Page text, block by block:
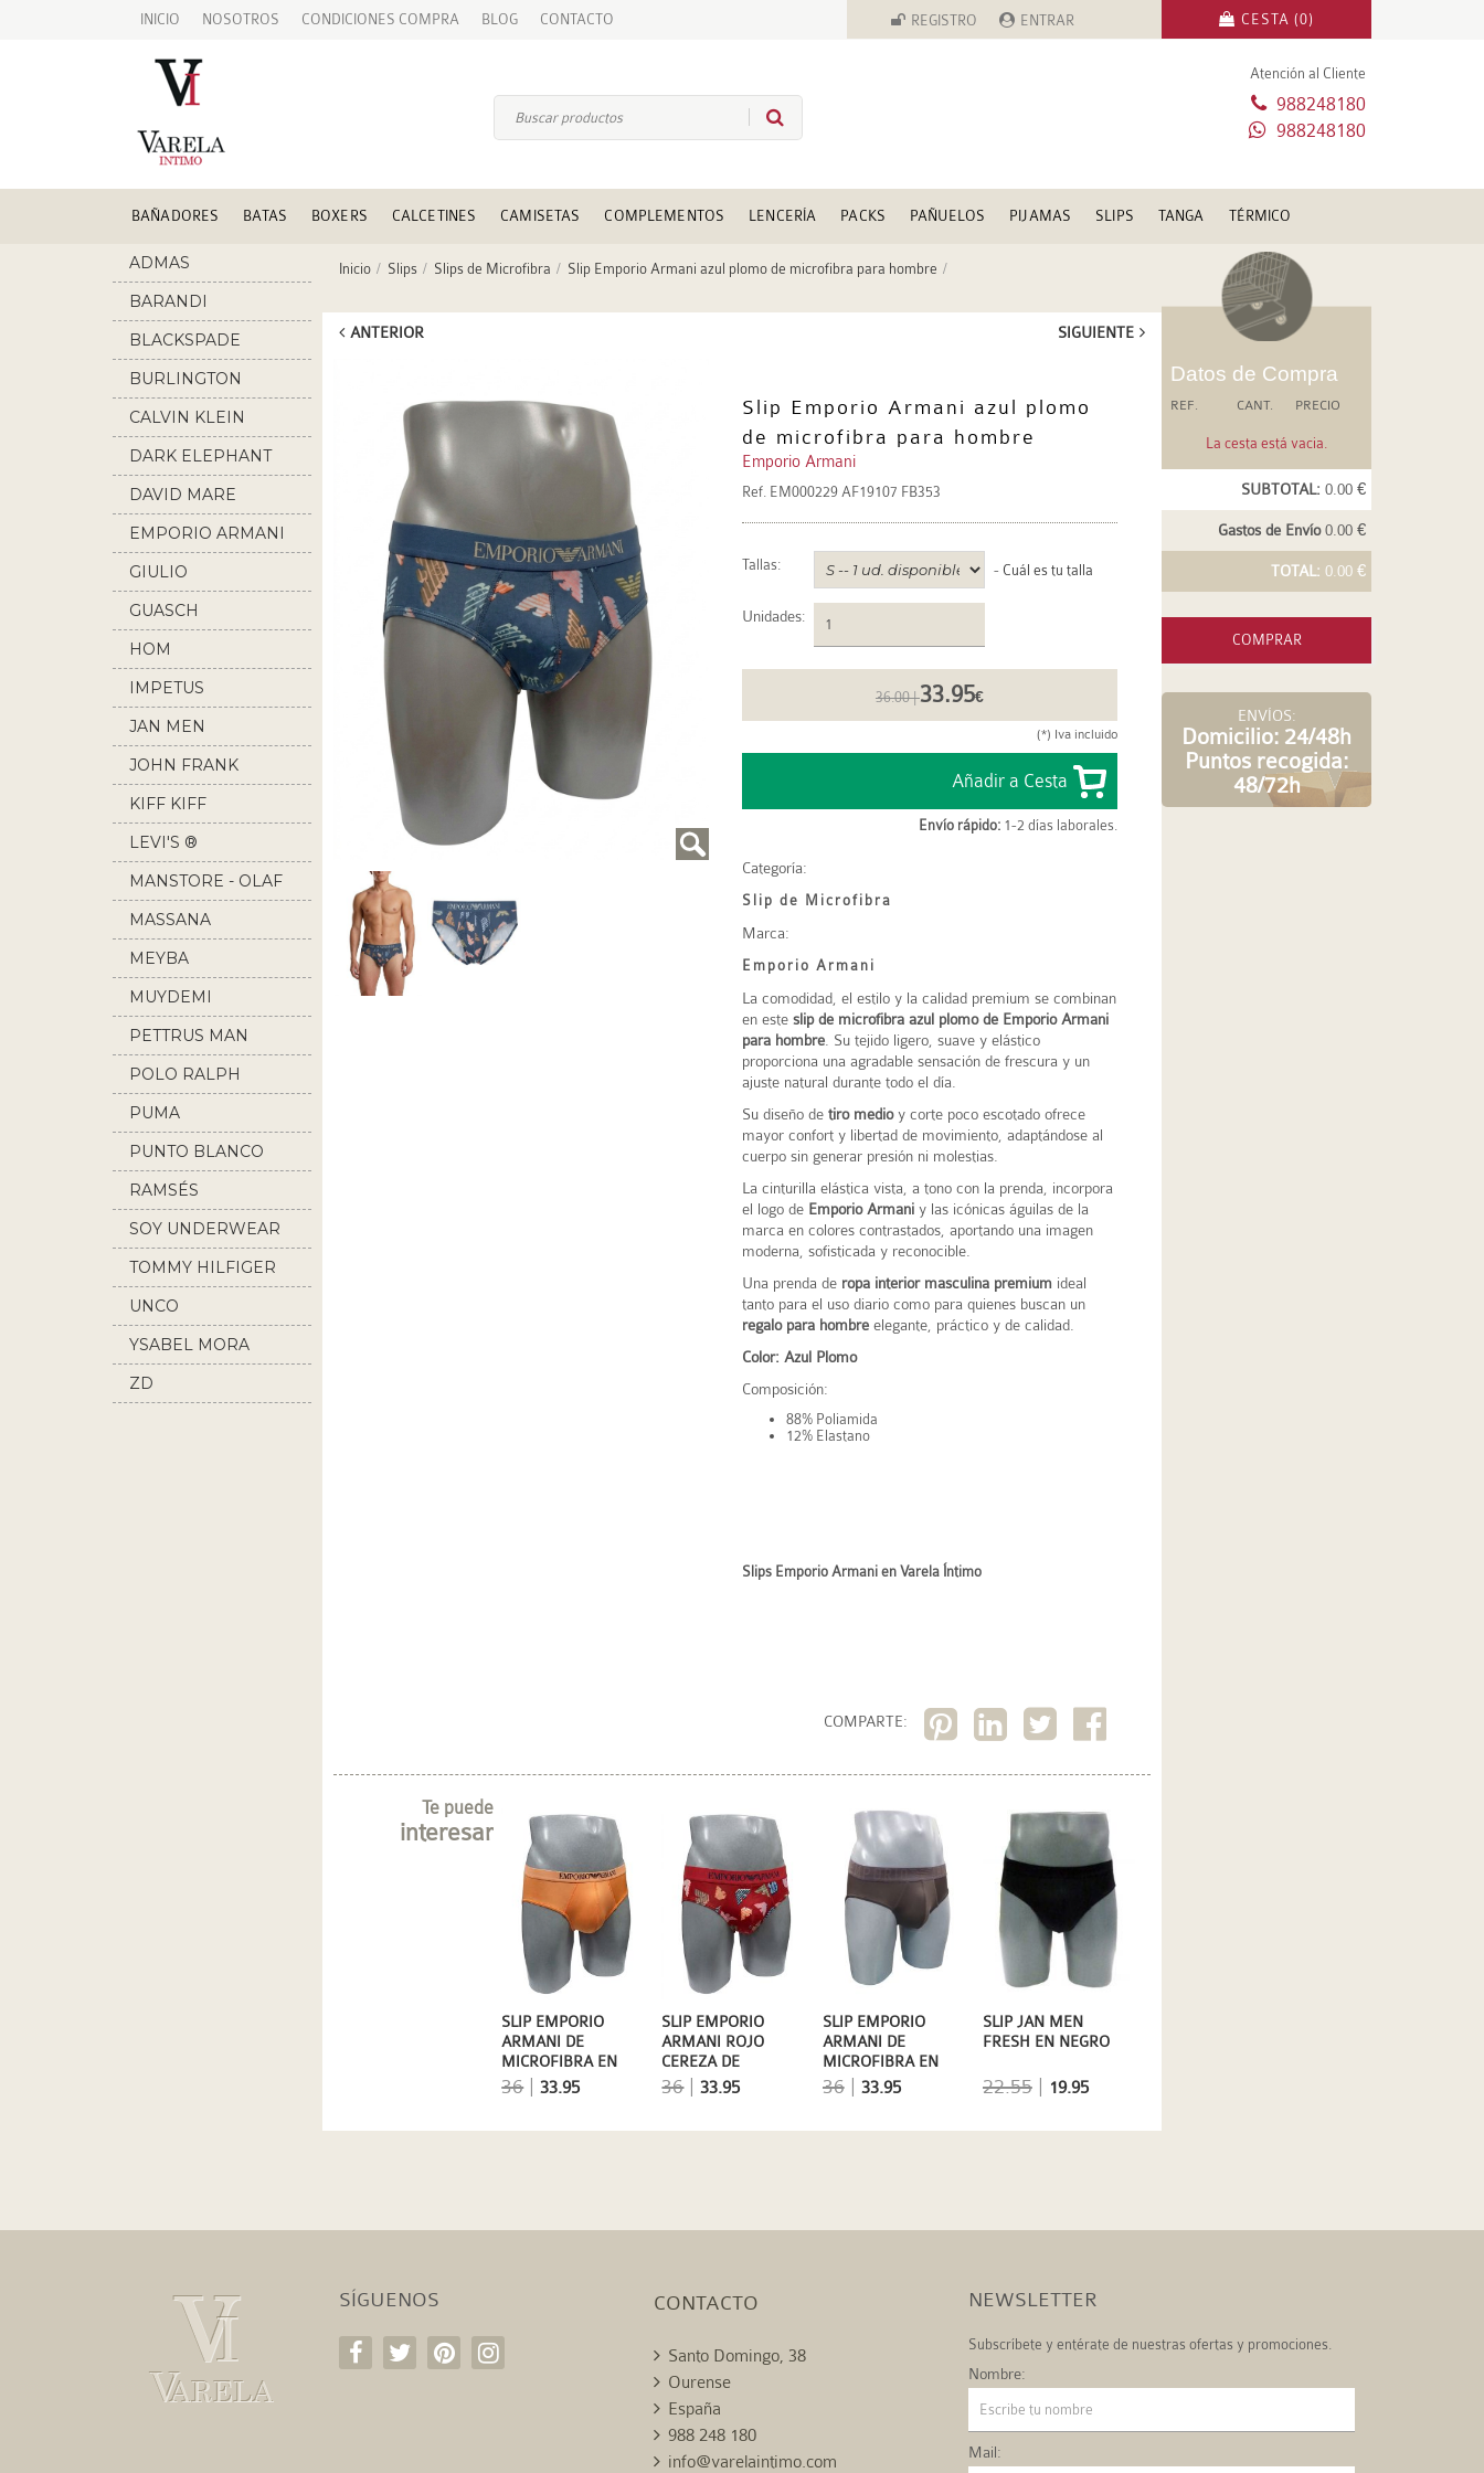
INICIO NOSOTROS CONDICIONES COMPRA BLOG CONTACTO REGISTRO ENTRAR CESTA (0)
Atención al Cliente
988248180
988248180
BAÑADORES BATAS BOXERS CALCETINES CAMISETAS COMPLEMENTOS LENCERÍA PACKS PAÑUELOS PIJAMAS SLIPS TANGA TÉRMICO
ADMAS
BARANDI
BLACKSPADE
BURLINGTON
CALVIN KLEIN
DARK ELEPHANT
DAVID MARE
EMPORIO ARMANI
GIULIO
GUASCH
HOM
IMPETUS
JAN MEN
JOHN FRANK
KIFF KIFF
LEVI'S ®
MANSTORE - OLAF
BENZ
MASSANA
MEYBA
MUYDEMI
PETTRUS MAN
POLO RALPH
LAUREN
PUMA
PUNTO BLANCO
RAMSÉS
SOY UNDERWEAR
TOMMY HILFIGER
UNCO
YSABEL MORA
ZD
Inicio Slips Slips de Microfibra Slip Emporio Armani azul plomo de microfibra para hombre
ANTERIOR SIGUIENTE
Slip Emporio Armani azul plomo
de microfibra para hombre
Emporio Armani
Ref. EM000229 AF19107 FB353
Tallas: - Cuál es tu talla
Unidades:
36.00 |33.95€
(*) Iva incluido
Envío rápido: 1-2 días laborales.
Categoría:
Slip de Microfibra
Marca:
Emporio Armani
La comodidad, el estilo y la calidad premium se combinan
en este slip de microfibra azul plomo de Emporio Armani
para hombre . Su tejido ligero, suave y elástico
proporciona una agradable sensación de frescura y un
ajuste natural durante todo el día.
Su diseño de tiro medioy corte poco escotado ofrece
mayor confort y libertad de movimiento, adaptándose al
cuerpo sin generar presión ni molestias.
La cinturilla elástica vista, a tono con la prenda, incorpora
el logo de Emporio Armani y las icónicas águilas de la
marca en colores contrastados, aportando una imagen
moderna, sofisticada y reconocible.
Una prenda de ropa interior masculina premium ideal
tanto para el uso diario como para quienes buscan un
regalo para hombre elegante, práctico y de calidad.
Color: Azul Plomo
Composición:
88% Poliamida
12% Elastano
Slips Emporio Armani en Varela Íntimo
COMPARTE:
SLIP JAN MEN
FRESH EN NEGRO
22.55| 19.95
SLIP EMPORIO
ARMANI DE
MICROFIBRA EN
MARRÓN
CHOCOLATE
36| 33.95
SLIP EMPORIO
ARMANI ROJO
CEREZA DE
MICROFIBRA PARA
HOMBRE
36|33.95
SLIP EMPORIO
ARMANI DE
MICROFIBRA EN
COLOR NARANJA
36|33.95
Te puede
interesar
Datos de Compra
REF. CANT. PRECIO
La cesta está vacia.
SUBTOTAL: 0.00 €
Gastos de Envío0.00 €
TOTAL: 0.00 €
COMPRAR
ENVÍOS:
Domicilio: 24/48h
Puntos recogida:
48/72h
SÍGUENOS CONTACTO
Santo Domingo, 38
Ourense
España
988 248 180
info@varelaintimo.com
NEWSLETTER
Subscríbete y entérate de nuestras ofertas y promociones.
Nombre:
Mail: